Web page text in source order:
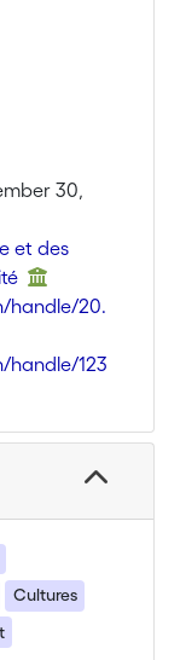
30,
et des
handle/20.
handle/123
Cultures